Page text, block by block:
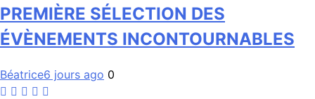
PREMIÈRE SÉLECTION DES
ÉVÈNEMENTS INCONTOURNABLES
Béatrice6 jours ago 0